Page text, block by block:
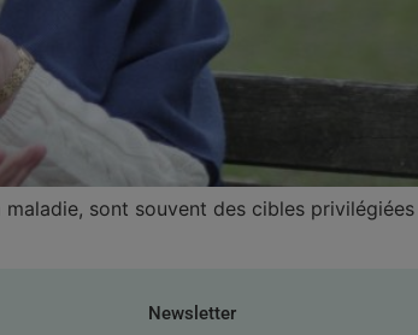
sont souvent des cibles
Newsletter